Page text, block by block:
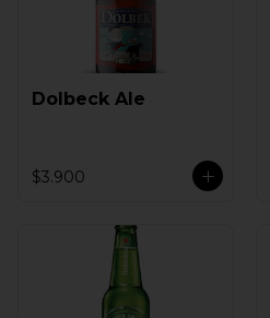
Dolbeck Ale
$3.900